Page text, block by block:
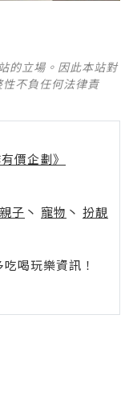
的立場。因此本站對
不負任何法律責
價企劃》
親子 丶 寵物 丶 扮靚
喝玩樂資訊！